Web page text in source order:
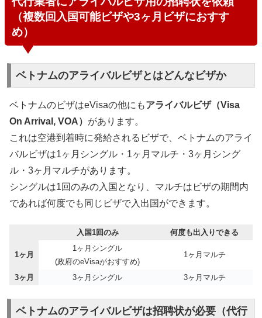
（複数回入国可能ビザや3ヶ月ビザにおすす
め）
ベトナムのアライバルビザとはどんなビザか
ベトナムのビザはeVisaの他にもアライバルビザ（Visa
On Arrival, VOA） があります。
これは空港到着時に発給されるビザで、ベトナムのアライ
バルビザは1ヶ月シングル・1ヶ月マルチ・3ヶ月シング
ル・3ヶ月マルチがあります。
シングルは1回のみの入国となり、マルチはビザの期間内
であれば何度でも同じビザで入出国ができます。
入国1回のみ 何度も出入りできる
1ヶ月
1ヶ月シングル
(政府のeVisaがおすすめ)
1ヶ月マルチ
3ヶ月 3ヶ月シングル 3ヶ月マルチ
ベトナムのアライバルビザは招聘状が必要（代行